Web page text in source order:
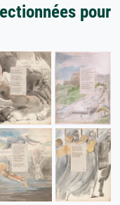
pour